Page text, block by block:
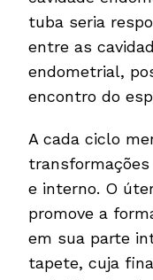
tuba seria
entre as
endometrial,
encontro do
A cada ciclo
e interno. O
promove a
em sua parte
tapete, cuja